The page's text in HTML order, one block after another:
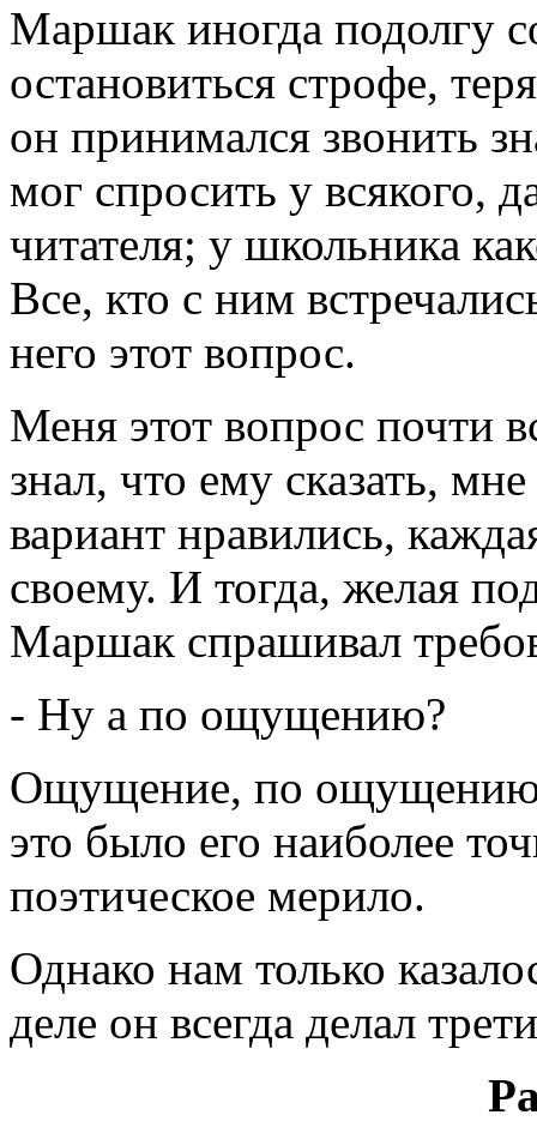
Маршак иногда подолгу
остановиться строфе,
он принимался звонить
мог спросить у всякого,
читателя; у школьника
Все, кто с ним
него этот вопрос.
Меня этот вопрос почти
знал, что ему сказать,
вариант нравились,
своему. И тогда, желая
Маршак спрашивал
- Ну а по ощущению?
Ощущение, по
это было его наиболее
поэтическое мерило.
Однако нам только
деле он всегда делал